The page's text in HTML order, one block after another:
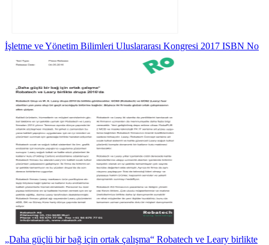
İşletme ve Yönetim Bilimleri Uluslararası Kongresi 2017 ISBN No
„Daha güçlü bir bağ için ortak çalışma“ Robatech ve Leary birlikte